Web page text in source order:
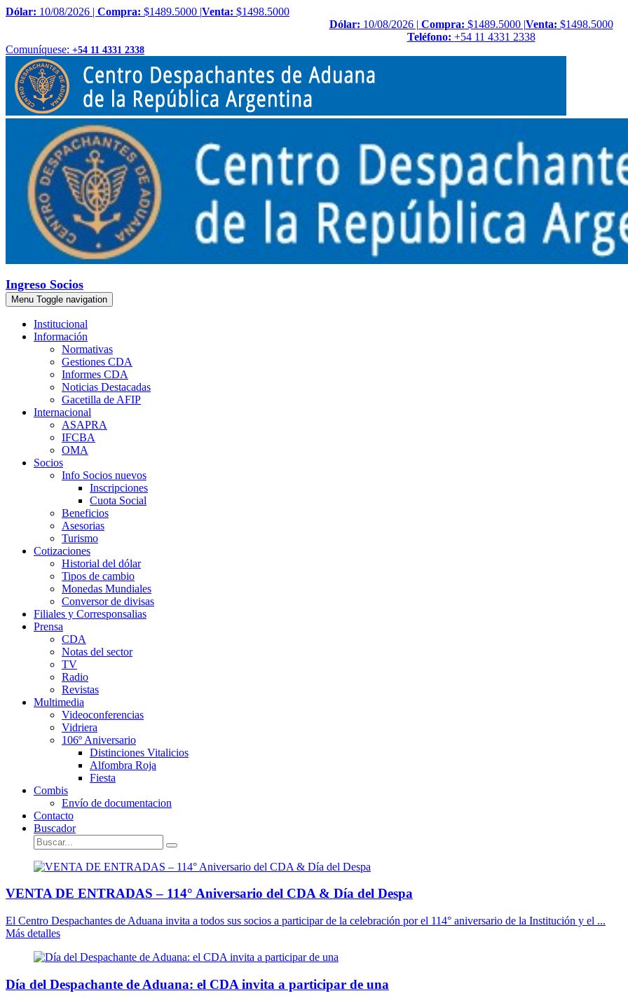
Dólar: 10/08/2026 | Compra: $1489.5000 |Venta: $1498.5000
Dólar: 10/08/2026 | Compra: $1489.5000 |Venta: $1498.5000
Teléfono: +54 11 4331 2338
Comuníquese: +54 11 4331 2338
Ingreso Socios
Menu Toggle navigation
Institucional
Información
Normativas
Gestiones CDA
Informes CDA
Noticias Destacadas
Gacetilla de AFIP
Internacional
ASAPRA
IFCBA
OMA
Socios
Info Socios nuevos
Inscripciones
Cuota Social
Beneficios
Asesorias
Turismo
Cotizaciones
Historial del dólar
Tipos de cambio
Monedas Mundiales
Conversor de divisas
Filiales y Corresponsalias
Prensa
CDA
Notas del sector
TV
Radio
Revistas
Multimedia
Videoconferencias
Vidriera
106º Aniversario
Distinciones Vitalicios
Alfombra Roja
Fiesta
Combis
Envío de documentacion
Contacto
Buscador
VENTA DE ENTRADAS – 114° Aniversario del CDA & Día del Despa
El Centro Despachantes de Aduana invita a todos sus socios a participar de la celebración por el 114° aniversario de la Institución y el ...
Más detalles
Día del Despachante de Aduana: el CDA invita a participar de una